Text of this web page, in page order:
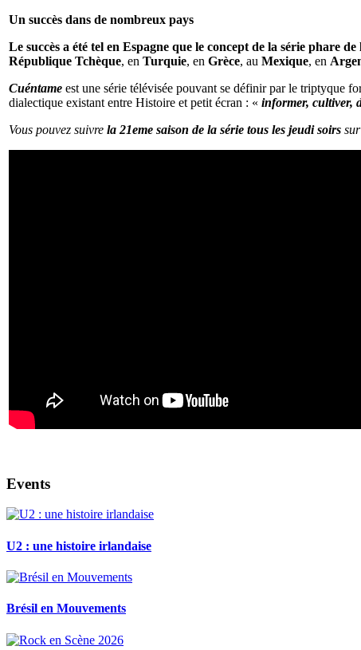
Un succès dans de nombreux pays
Le succès a été tel en Espagne que le concept de la série phare
République Tchèque, en Turquie, en Grèce, au Mexique, en
Cuéntame est une série télévisée pouvant se définir par le triptyque
dialectique existant entre Histoire et petit écran : « informer, cultiver,
Vous pouvez suivre la 21eme saison de la série tous les jeudi soirs
Events
U2 : une histoire irlandaise
Brésil en Mouvements